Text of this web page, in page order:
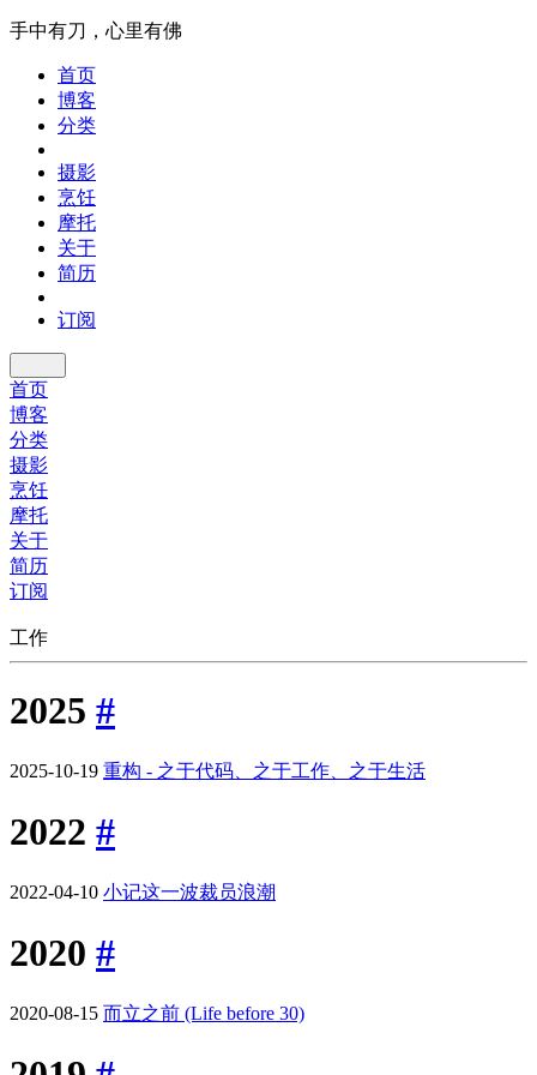
手中有刀，心里有佛
首页
博客
分类
摄影
烹饪
摩托
关于
简历
订阅
首页
博客
分类
摄影
烹饪
摩托
关于
简历
订阅
工作
2025 #
2025-10-19 重构 - 之于代码、之于工作、之于生活
2022 #
2022-04-10 小记这一波裁员浪潮
2020 #
2020-08-15 而立之前 (Life before 30)